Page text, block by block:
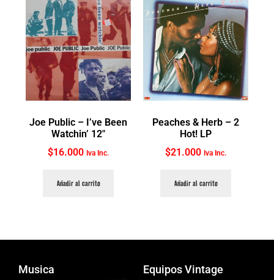
Joe Public ‎– I’ve Been
Watchin’ 12″
$16.000 Iva Inc.
Añadir al carrito
Peaches & Herb ‎– 2
Hot! LP
$21.000 Iva Inc.
Añadir al carrito
Musica Equipos Vintage